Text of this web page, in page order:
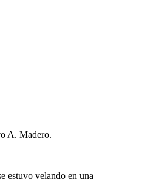
A. Madero.
estuvo velando en una